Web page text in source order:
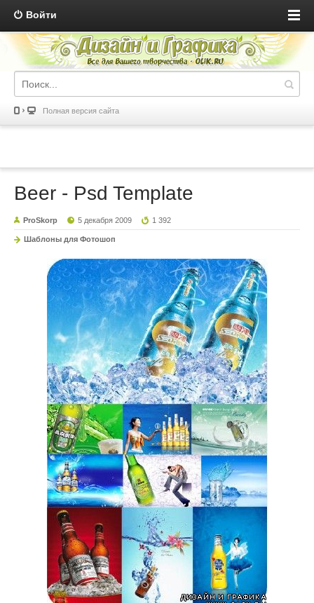
Войти
Полная версия сайта
Beer - Psd Template
ProSkorp 5 декабря 2009 1 392
Шаблоны для Фотошоп